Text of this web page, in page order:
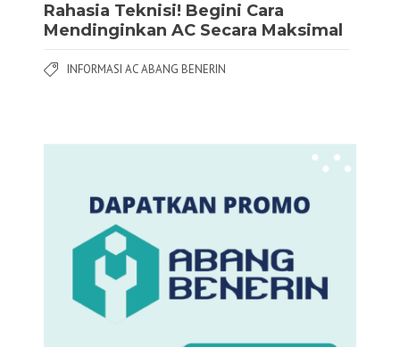
Rahasia Teknisi! Begini Cara
Mendinginkan AC Secara Maksimal
INFORMASI AC ABANG BENERIN